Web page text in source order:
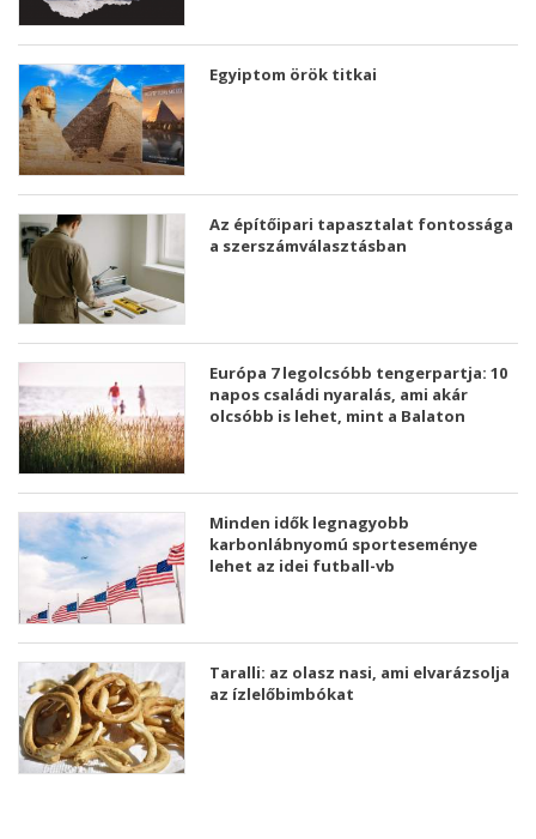
Egyiptom örök titkai
Az építőipari tapasztalat fontossága
a szerszámválasztásban
Európa 7 legolcsóbb tengerpartja: 10
napos családi nyaralás, ami akár
olcsóbb is lehet, mint a Balaton
Minden idők legnagyobb
karbonlábnyomú sporteseménye
lehet az idei futball-vb
Taralli: az olasz nasi, ami elvarázsolja
az ízlelőbimbókat